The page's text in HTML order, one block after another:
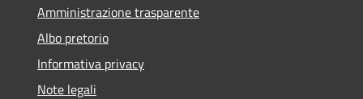
Amministrazione trasparente
Albo pretorio
Informativa privacy
Note legali